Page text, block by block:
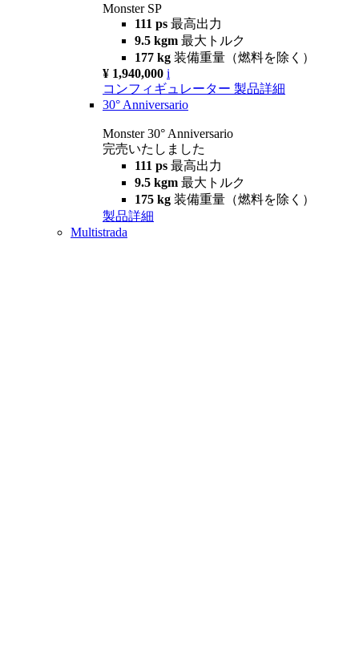
Monster SP
111 ps 最高出力
9.5 kgm 最大トルク
177 kg 装備重量（燃料を除く）
¥ 1,940,000 i
コンフィギュレーター 製品詳細
30° Anniversario
Monster 30° Anniversario
完売いたしました
111 ps 最高出力
9.5 kgm 最大トルク
175 kg 装備重量（燃料を除く）
製品詳細
Multistrada